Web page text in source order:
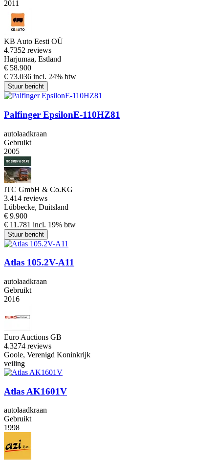
2011
KB Auto Eesti OÜ
4.7352 reviews
Harjumaa, Estland
€ 58.900
€ 73.036 incl. 24% btw
Stuur bericht
Palfinger EpsilonE-110HZ81
autolaadkraan
Gebruikt
2005
ITC GmbH & Co.KG
3.414 reviews
Lübbecke, Duitsland
€ 9.900
€ 11.781 incl. 19% btw
Stuur bericht
Atlas 105.2V-A11
autolaadkraan
Gebruikt
2016
Euro Auctions GB
4.3274 reviews
Goole, Verenigd Koninkrijk
veiling
Atlas AK1601V
autolaadkraan
Gebruikt
1998